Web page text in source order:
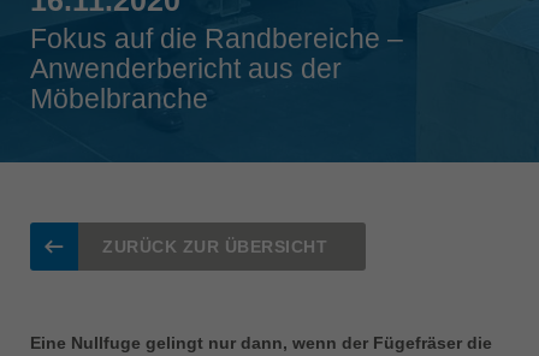
Singapore
english
Slovenija
Suomi
Taiwan
türkçe
Fokus auf die Randbereiche –
Anwenderbericht aus der
Möbelbranche
ZURÜCK ZUR ÜBERSICHT
Eine Nullfuge gelingt nur dann, wenn der Fügefräser die